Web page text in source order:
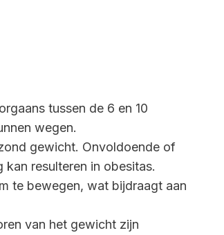
tussen de 6 en 10
wegen.
gewicht. Onvoldoende of
resulteren in obesitas.
te bewegen, wat bijdraagt aan
van het gewicht zijn